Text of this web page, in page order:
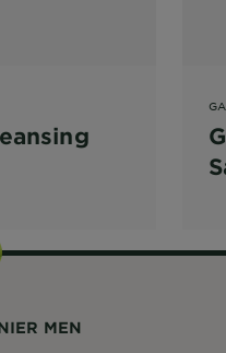
MEN